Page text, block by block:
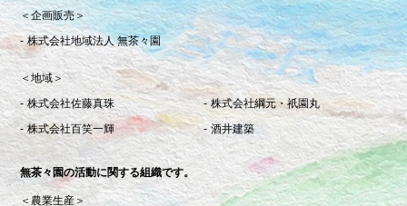
＜企画販売＞
株式会社地域法人 無茶々園
＜地域＞
株式会社佐藤真珠
株式会社綱元・祇園丸
株式会社百笑一輝
酒井建築
無茶々園の活動に関する組織です。
＜農業生産＞